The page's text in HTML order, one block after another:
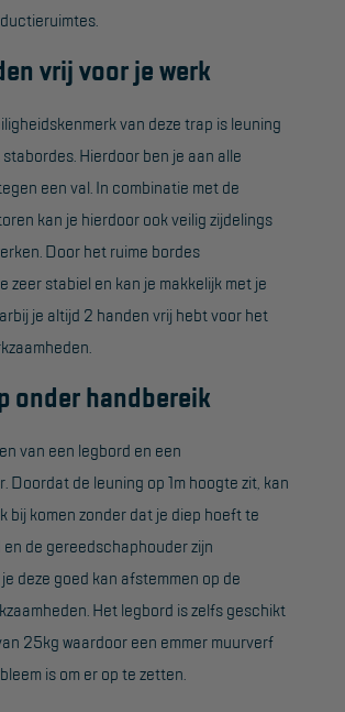
vrij voor je werk
van deze trap is leuning
Hierdoor ben je aan alle
een val. In combinatie met de
kan je hierdoor ook veilig zijdelings
Door het ruime bordes
stabiel en kan je makkelijk met je
je altijd 2 handen vrij hebt voor het
onder handbereik
van een legbord en een
Doordat de leuning op 1m hoogte zit, kan
bij komen zonder dat je diep hoeft te
de gereedschaphouder zijn
deze goed kan afstemmen op de
Het legbord is zelfs geschikt
25kg waardoor een emmer muurverf
is om er op te zetten.